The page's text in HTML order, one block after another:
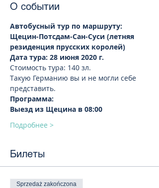
О событии
Автобусный тур по маршруту:
Щецин-Потсдам-Сан-Суси (летняя
резиденция прусских королей)
Дата тура: 28 июня 2020 г.
Стоимость тура: 140 зл.
Такую Германию вы и не могли себе
представить.
Программа:
Выезд из Щецина в 08:00
Подробнее >
Билеты
Sprzedaż zakończona